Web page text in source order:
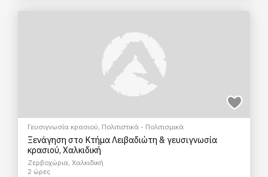
Γευσιγνωσία κρασιού, Πολιτιστικά - Πολιτισμικά
Ξενάγηση στο Κτήμα Λειβαδιώτη & γευσιγνωσία
κρασιού, Χαλκιδική
Ζερβοχώρια, Χαλκιδική
2 ώρες